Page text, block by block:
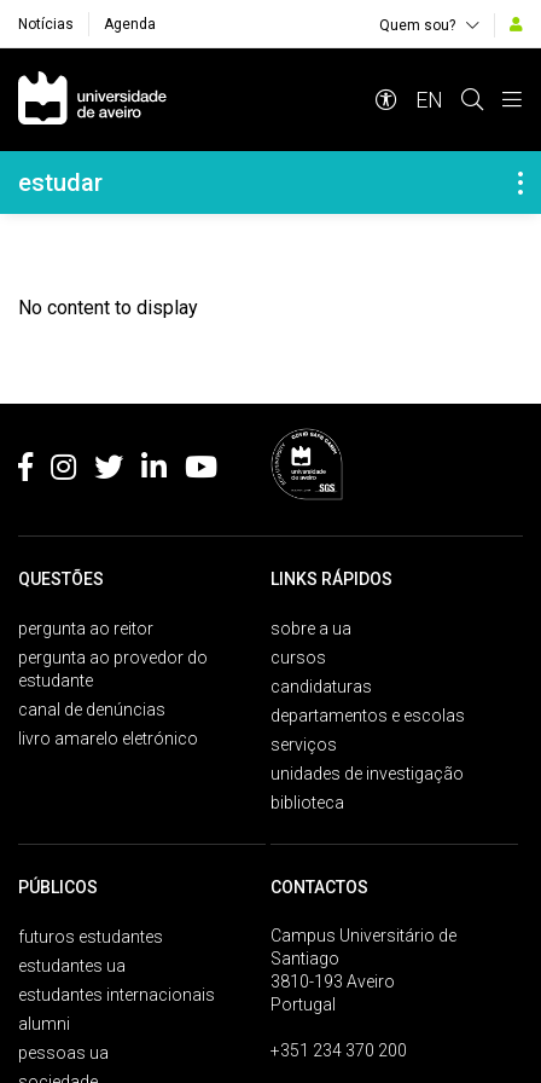
Notícias Agenda Quem sou?
Navegação Principal
EN
Navegação Lateral
estudar
No content to display
QUESTÕES
pergunta ao reitor
pergunta ao provedor do
estudante
canal de denúncias
livro amarelo eletrónico
LINKS RÁPIDOS
sobre a ua
cursos
candidaturas
departamentos e escolas
serviços
unidades de investigação
biblioteca
PÚBLICOS
futuros estudantes
estudantes ua
estudantes internacionais
alumni
pessoas ua
CONTACTOS
Campus Universitário de
Santiago
3810-193 Aveiro
Portugal
+351 234 370 200